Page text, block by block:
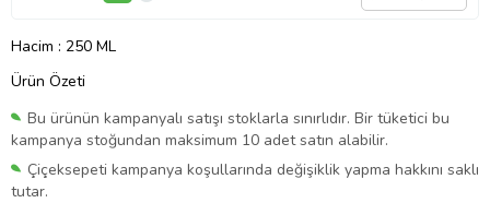
Hacim : 250 ML
Ürün Özeti
Bu ürünün kampanyalı satışı stoklarla sınırlıdır. Bir tüketici bu
kampanya stoğundan maksimum 10 adet satın alabilir.
Çiçeksepeti kampanya koşullarında değişiklik yapma hakkını saklı
tutar.